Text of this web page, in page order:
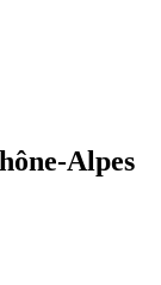
Alpes